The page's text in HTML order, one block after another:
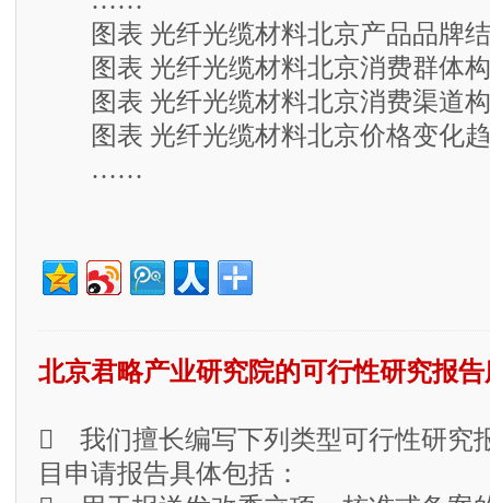
图表 光纤光缆材料北京产品品牌
图表 光纤光缆材料北京消费群体
图表 光纤光缆材料北京消费渠道
图表 光纤光缆材料北京价格变化
……
北京君略产业研究院的可行性研究报
 我们擅长编写下列类型可行性研究
目申请报告具体包括：